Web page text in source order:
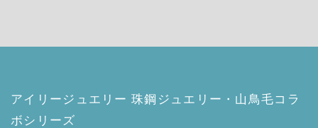
アイリージュエリー 珠鋼ジュエリー・山鳥毛コラ
ボシリーズ